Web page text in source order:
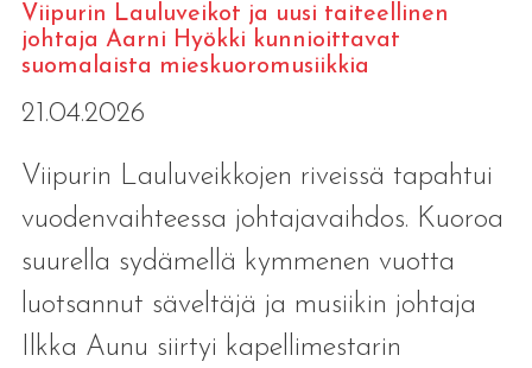
Viipurin Lauluveikot ja uusi taiteellinen
johtaja Aarni Hyökki kunnioittavat
suomalaista mieskuoromusiikkia
21.04.2026
Viipurin Lauluveikkojen riveissä tapahtui
vuodenvaihteessa johtajavaihdos. Kuoroa
suurella sydämellä kymmenen vuotta
luotsannut säveltäjä ja musiikin johtaja
Ilkka Aunu siirtyi kapellimestarin